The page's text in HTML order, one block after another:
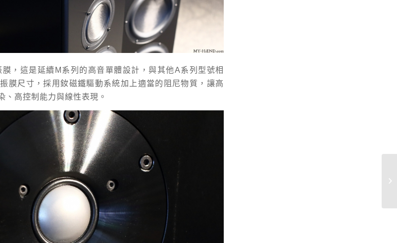
，這是延續M系列的高音單體設計，與其他A系列型號相
膜尺寸，採用釹磁鐵驅動系統加上適當的阻尼物質，讓高
、高控制能力與線性表現。